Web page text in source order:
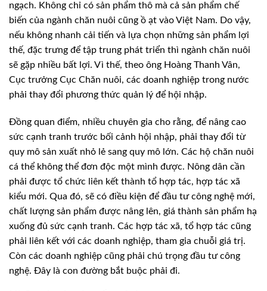
ngạch. Không chỉ có sản phẩm thô mà cả sản phẩm chế
biến của ngành chăn nuôi cũng ồ ạt vào Việt Nam. Do vậy,
nếu không nhanh cải tiến và lựa chọn những sản phẩm lợi
thế, đặc trưng để tập trung phát triển thì ngành chăn nuôi
sẽ gặp nhiều bất lợi. Vì thế, theo ông Hoàng Thanh Vân,
Cục trưởng Cục Chăn nuôi, các doanh nghiệp trong nước
phải thay đổi phương thức quản lý để hội nhập.
Ðồng quan điểm, nhiều chuyên gia cho rằng, để nâng cao
sức cạnh tranh trước bối cảnh hội nhập, phải thay đổi từ
quy mô sản xuất nhỏ lẻ sang quy mô lớn. Các hộ chăn nuôi
cá thể không thể đơn độc một mình được. Nông dân cần
phải được tổ chức liên kết thành tổ hợp tác, hợp tác xã
kiểu mới. Qua đó, sẽ có điều kiện để đầu tư công nghệ mới,
chất lượng sản phẩm được nâng lên, giá thành sản phẩm hạ
xuống đủ sức cạnh tranh. Các hợp tác xã, tổ hợp tác cũng
phải liên kết với các doanh nghiệp, tham gia chuỗi giá trị.
Còn các doanh nghiệp cũng phải chú trọng đầu tư công
nghệ. Ðây là con đường bắt buộc phải đi.